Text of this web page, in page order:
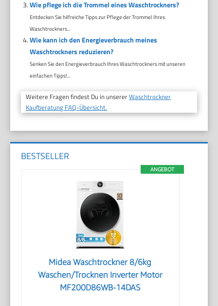
Wie pflege ich die Trommel eines Waschtrockners?
Entdecken Sie hilfreiche Tipps zur Pflege der Trommel Ihres
Waschtrockners...
Wie kann ich den Energieverbrauch meines
Waschtrockners reduzieren?
Senken Sie den Energieverbrauch Ihres Waschtrockners mit unseren
einfachen Tipps!...
Weitere Fragen findest Du in unsererWaschtrockner
Kaufberatung FAQ-Übersicht.
BESTSELLER
ANGEBOT
Midea Waschtrockner 8/6kg
Waschen/Trocknen Inverter Motor
MF200D86WB-14DAS